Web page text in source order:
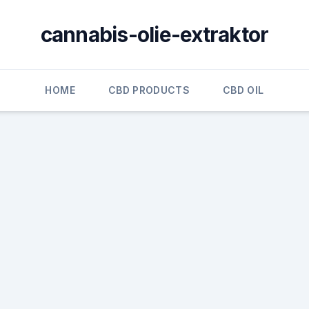
cannabis-olie-extraktor
HOME CBD PRODUCTS CBD OIL